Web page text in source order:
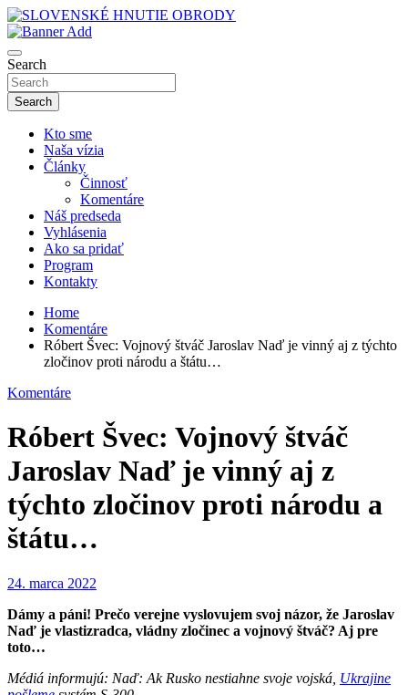
Skip
to
content
SLOVENSKÉ HNUTIE OBRODY
Search
Search
Kto sme
Naša vízia
Články
Činnosť
Komentáre
Náš predseda
Vyhlásenia
Ako sa pridať
Program
Kontakty
Home
Komentáre
Róbert Švec: Vojnový štváč Jaroslav Naď je vinný aj z týchto
zločinov proti národu a štátu…
Komentáre
Róbert Švec: Vojnový štváč
Jaroslav Naď je vinný aj z
týchto zločinov proti národu a
štátu…
24. marca 2022
Dámy a páni! Prečo verejne vyslovujem svoj názor, že Jaroslav
Naď je vlastizradca, vládny zločinec a vojnový štváč? Aj pre
toto…
Médiá informujú: Naď: Ak Rusko nestiahne svoje vojská, Ukrajine